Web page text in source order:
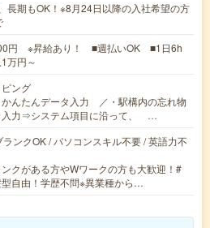
長期もOK！※8月24日以降の入社希望の方
円 ※昇給あり！ ■週払いOK ■1日6h
万円～
ング
んたんデータ入力 ／・駅構内の忘れ物
入力⇒システム項目に沿って、 …
ンクOK / パソコンスキル不要 / 英語力不
クがある方やWワークの方も大歓迎！#
自由！学歴不問※異業種から…